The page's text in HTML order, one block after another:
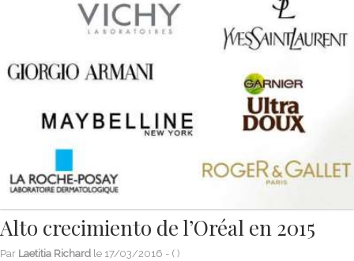
Alto crecimiento de l’Oréal en 2015
Par Laetitia Richard le 17/03/2016 - ( )